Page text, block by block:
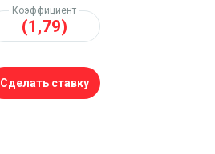
Коэффициент
(1,79)
Сделать ставку